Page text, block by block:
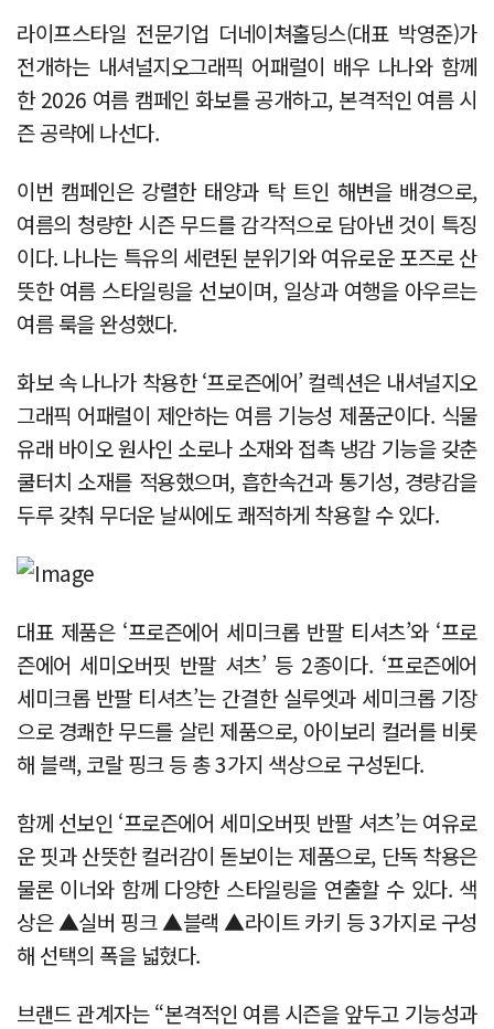
라이프스타일 전문기업 더네이쳐홀딩스(대표 박영준)가
전개하는 내셔널지오그래픽 어패럴이 배우 나나와 함께
한 2026 여름 캠페인 화보를 공개하고, 본격적인 여름 시
즌 공략에 나선다.
이번 캠페인은 강렬한 태양과 탁 트인 해변을 배경으로,
여름의 청량한 시즌 무드를 감각적으로 담아낸 것이 특징
이다. 나나는 특유의 세련된 분위기와 여유로운 포즈로 산
뜻한 여름 스타일링을 선보이며, 일상과 여행을 아우르는
여름 룩을 완성했다.
화보 속 나나가 착용한 ‘프로즌에어’ 컬렉션은 내셔널지오
그래픽 어패럴이 제안하는 여름 기능성 제품군이다. 식물
유래 바이오 원사인 소로나 소재와 접촉 냉감 기능을 갖춘
쿨터치 소재를 적용했으며, 흡한속건과 통기성, 경량감을
두루 갖춰 무더운 날씨에도 쾌적하게 착용할 수 있다.
대표 제품은 ‘프로즌에어 세미크롭 반팔 티셔츠’와 ‘프로
즌에어 세미오버핏 반팔 셔츠’ 등 2종이다. ‘프로즌에어
세미크롭 반팔 티셔츠’는 간결한 실루엣과 세미크롭 기장
으로 경쾌한 무드를 살린 제품으로, 아이보리 컬러를 비롯
해 블랙, 코랄 핑크 등 총 3가지 색상으로 구성된다.
함께 선보인 ‘프로즌에어 세미오버핏 반팔 셔츠’는 여유로
운 핏과 산뜻한 컬러감이 돋보이는 제품으로, 단독 착용은
물론 이너와 함께 다양한 스타일링을 연출할 수 있다. 색
상은 ▲실버 핑크 ▲블랙 ▲라이트 카키 등 3가지로 구성
해 선택의 폭을 넓혔다.
브랜드 관계자는 “본격적인 여름 시즌을 앞두고 기능성과